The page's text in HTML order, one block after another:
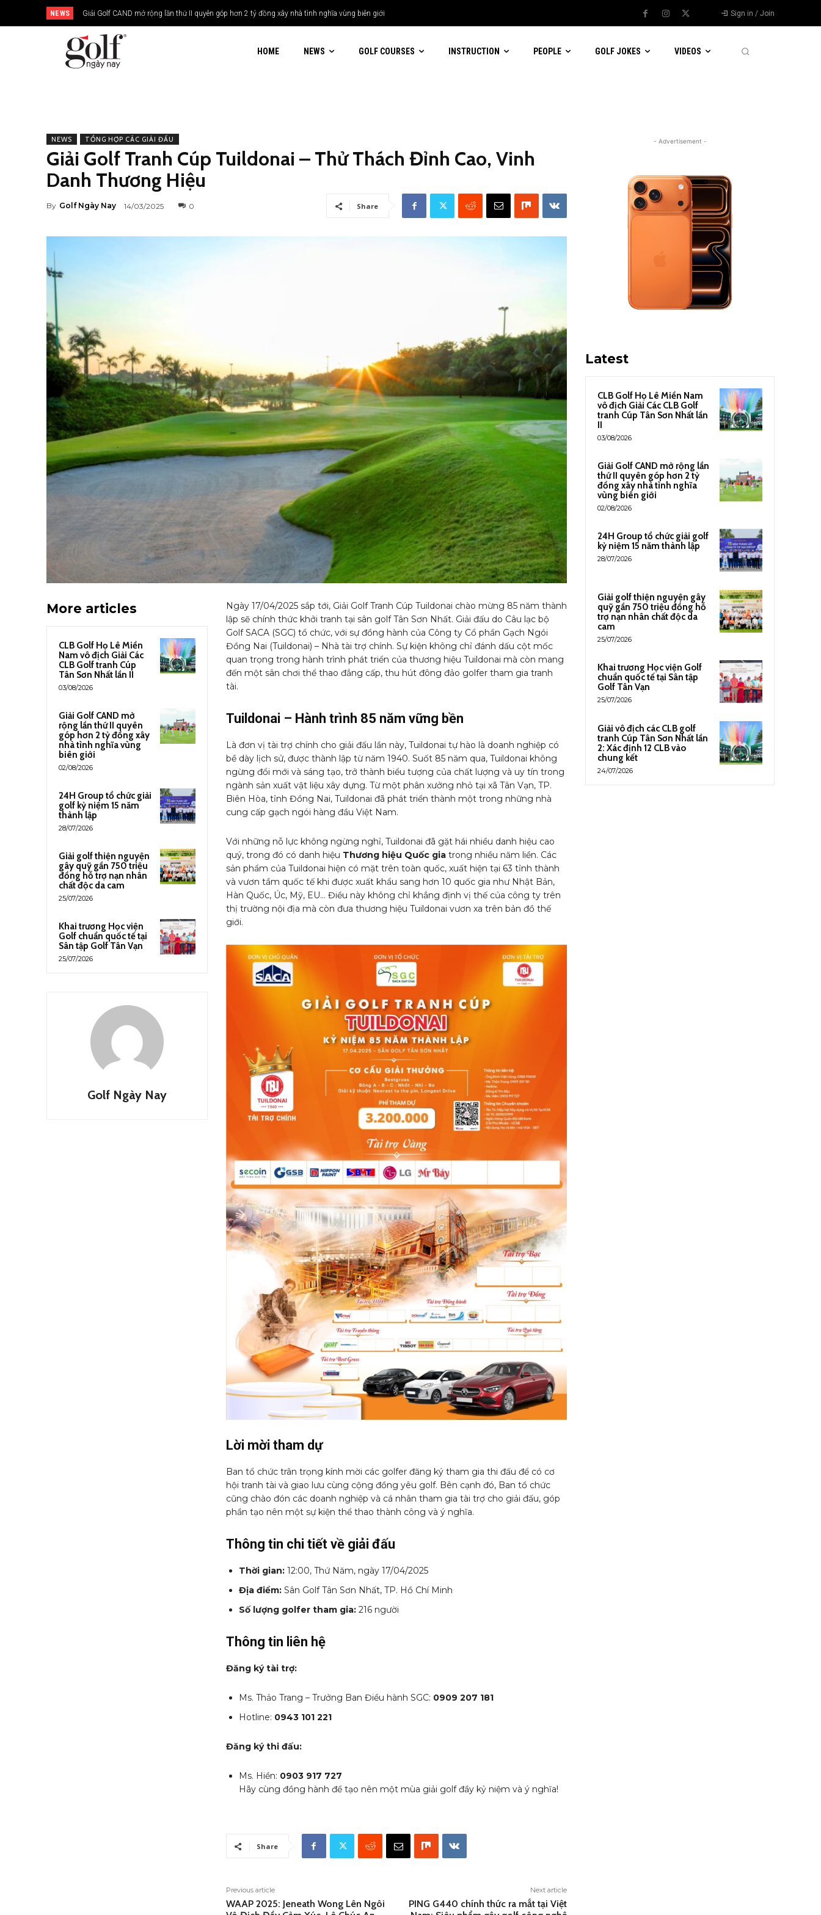
NEWS Giải Golf CAND mở rộng lần thứ II quyên góp hơn 2 tỷ đồng xây nhà tình nghĩa vùng biên giới Sign in / Join
HOME NEWS GOLF COURSES INSTRUCTION PEOPLE GOLF JOKES VIDEOS
NEWS TỔNG HỢP CÁC GIẢI ĐẤU
Giải Golf Tranh Cúp Tuildonai – Thử Thách Đỉnh Cao, Vinh
Danh Thương Hiệu
By Golf Ngày Nay 14/03/2025 0 Share
More articles
CLB Golf Họ Lê Miền
Nam vô địch Giải Các
CLB Golf tranh Cúp
Tân Sơn Nhất lần II
03/08/2026
Giải Golf CAND mở
rộng lần thứ II quyên
góp hơn 2 tỷ đồng xây
nhà tình nghĩa vùng
biên giới
02/08/2026
24H Group tổ chức giải
golf kỷ niệm 15 năm
thành lập
28/07/2026
Giải golf thiện nguyện
gây quỹ gần 750 triệu
đồng hỗ trợ nạn nhân
chất độc da cam
25/07/2026
Khai trương Học viện
Golf chuẩn quốc tế tại
Sân tập Golf Tân Vạn
25/07/2026
Golf Ngày Nay
Ngày 17/04/2025 sắp tới, Giải Golf Tranh Cúp Tuildonai chào mừng 85 năm thành
lập sẽ chính thức khởi tranh tại sân golf Tân Sơn Nhất. Giải đấu do Câu lạc bộ
Golf SACA (SGC) tổ chức, với sự đồng hành của Công ty Cổ phần Gạch Ngói
Đồng Nai (Tuildonai) – Nhà tài trợ chính. Sự kiện không chỉ đánh dấu cột mốc
quan trọng trong hành trình phát triển của thương hiệu Tuildonai mà còn mang
đến một sân chơi thể thao đẳng cấp, thu hút đông đảo golfer tham gia tranh
tài.
Tuildonai – Hành trình 85 năm vững bền
Là đơn vị tài trợ chính cho giải đấu lần này, Tuildonai tự hào là doanh nghiệp có
bề dày lịch sử, được thành lập từ năm 1940. Suốt 85 năm qua, Tuildonai không
ngừng đổi mới và sáng tạo, trở thành biểu tượng của chất lượng và uy tín trong
ngành sản xuất vật liệu xây dựng. Từ một phân xưởng nhỏ tại xã Tân Vạn, TP.
Biên Hòa, tỉnh Đồng Nai, Tuildonai đã phát triển thành một trong những nhà
cung cấp gạch ngói hàng đầu Việt Nam.
Với những nỗ lực không ngừng nghỉ, Tuildonai đã gặt hái nhiều danh hiệu cao
quý, trong đó có danh hiệu Thương hiệu Quốc giatrong nhiều năm liền. Các
sản phẩm của Tuildonai hiện có mặt trên toàn quốc, xuất hiện tại 63 tỉnh thành
và vươn tầm quốc tế khi được xuất khẩu sang hơn 10 quốc gia như Nhật Bản,
Hàn Quốc, Úc, Mỹ, EU… Điều này không chỉ khẳng định vị thế của công ty trên
thị trường nội địa mà còn đưa thương hiệu Tuildonai vươn xa trên bản đồ thế
giới.
Lời mời tham dự
Ban tổ chức trân trọng kính mời các golfer đăng ký tham gia thi đấu để có cơ
hội tranh tài và giao lưu cùng cộng đồng yêu golf. Bên cạnh đó, Ban tổ chức
cũng chào đón các doanh nghiệp và cá nhân tham gia tài trợ cho giải đấu, góp
phần tạo nên một sự kiện thể thao thành công và ý nghĩa.
Thông tin chi tiết về giải đấu
Thời gian:12:00, Thứ Năm, ngày 17/04/2025
Địa điểm:Sân Golf Tân Sơn Nhất, TP. Hồ Chí Minh
Số lượng golfer tham gia:216 người
Thông tin liên hệ
Đăng ký tài trợ:
Ms. Thảo Trang – Trưởng Ban Điều hành SGC: 0909 207 181
Hotline: 0943 101 221
Đăng ký thi đấu:
Ms. Hiền: 0903 917 727
Hãy cùng đồng hành để tạo nên một mùa giải golf đầy kỷ niệm và ý nghĩa!
Share
Previous article
WAAP 2025: Jeneath Wong Lên Ngôi
Next article
PING G440 chính thức ra mắt tại Việt
- Advertisement -
Latest
CLB Golf Họ Lê Miền Nam
vô địch Giải Các CLB Golf
tranh Cúp Tân Sơn Nhất lần
II
03/08/2026
Giải Golf CAND mở rộng lần
thứ II quyên góp hơn 2 tỷ
đồng xây nhà tình nghĩa
vùng biên giới
02/08/2026
24H Group tổ chức giải golf
kỷ niệm 15 năm thành lập
28/07/2026
Giải golf thiện nguyện gây
quỹ gần 750 triệu đồng hỗ
trợ nạn nhân chất độc da
cam
25/07/2026
Khai trương Học viện Golf
chuẩn quốc tế tại Sân tập
Golf Tân Vạn
25/07/2026
Giải vô địch các CLB golf
tranh Cúp Tân Sơn Nhất lần
2: Xác định 12 CLB vào
chung kết
24/07/2026